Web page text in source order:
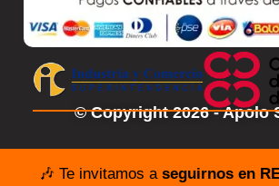
© Copyright 2026 - Apolo
🎶 Te invitamos a seguirnos en